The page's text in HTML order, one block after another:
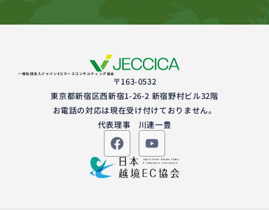
一般社団法人ジャパンEコマースコンサルティング協会
〒163-0532
東京都新宿区西新宿1-26-2 新宿野村ビル32階
お電話の対応は現在受け付けておりません。
代表理事 川連一豊